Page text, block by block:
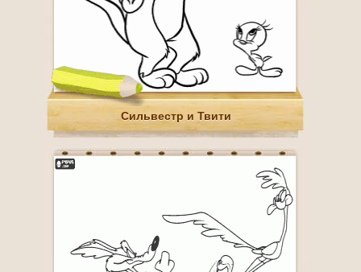
Сильвестр и Твити